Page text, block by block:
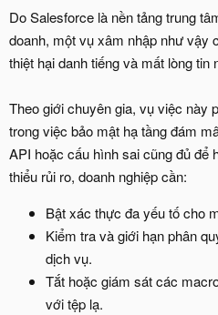
Do Salesforce là nền tảng trung
doanh, một vụ xâm nhập như vậy
thiệt hại danh tiếng và mất lòng tin
Theo giới chuyên gia, vụ việc này
trong việc bảo mật hạ tầng đám
API hoặc cấu hình sai cũng đủ để
thiểu rủi ro, doanh nghiệp cần:
Bật xác thực đa yếu tố cho
Kiểm tra và giới hạn phân
dịch vụ.
Tắt hoặc giám sát các
với tệp lạ.